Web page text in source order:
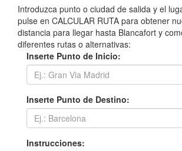
Introduzca punto o ciudad de salida y el
pulse en CALCULAR RUTA para obtener
distancia para llegar hasta Blancafort y
diferentes rutas o alternativas:
Inserte Punto de Inicio:
Inserte Punto de Destino:
Instrucciones: